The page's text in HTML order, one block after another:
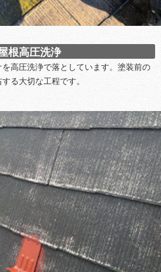
根高圧洗浄
高圧洗浄で落としています。塗装前の
る大切な工程です。